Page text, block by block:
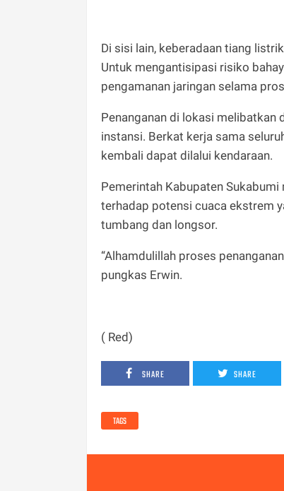
Di sisi lain, keberadaan tiang
Untuk mengantisipasi risiko
pengamanan jaringan selama
Penanganan di lokasi melibatkan
instansi. Berkat kerja sama
kembali dapat dilalui kendaraan.
Pemerintah Kabupaten
terhadap potensi cuaca ekstrem
tumbang dan longsor.
“Alhamdulillah proses
pungkas Erwin.
( Red)
SHARE SHARE
TAGS